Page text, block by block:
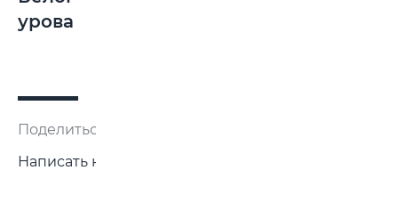
урова
Поделиться:
Написать нам